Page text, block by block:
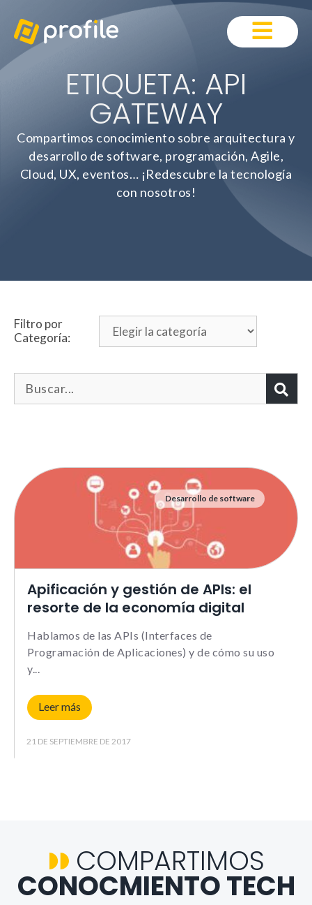
ETIQUETA: API
GATEWAY
Compartimos conocimiento sobre arquitectura y
desarrollo de software, programación, Agile,
Cloud, UX, eventos… ¡Redescubre la tecnología
con nosotros!
Filtro por
Categoría:
Desarrollo de software
Apificación y gestión de APIs: el
resorte de la economía digital
Hablamos de las APIs (Interfaces de
Programación de Aplicaciones) y de cómo su uso
y
Leer más
21 DE SEPTIEMBRE DE 2017
COMPARTIMOS
CONOCMIENTO TECH
Necesarias
Estas cookies no son
necesarias para que
correctamente.
_ga |
Le informamos de que puede
su navegador para bloquear o
sobre estas cookies, sin
_ga | _gid |
_gat_ |